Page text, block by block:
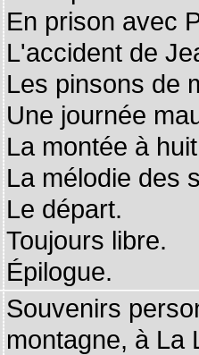
En prison avec
L'accident de
Les pinsons de
Une journée
La montée à
La mélodie des
Le départ.
Toujours libre.
Épilogue.
Souvenirs
montagne, à La